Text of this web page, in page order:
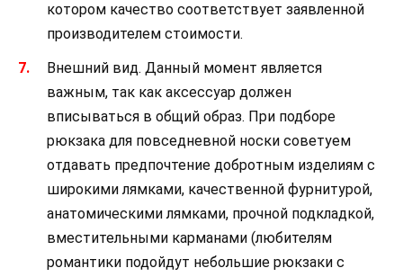
котором качество соответствует заявленной
производителем стоимости.
Внешний вид. Данный момент является
важным, так как аксессуар должен
вписываться в общий образ. При подборе
рюкзака для повседневной носки советуем
отдавать предпочтение добротным изделиям с
широкими лямками, качественной фурнитурой,
анатомическими лямками, прочной подкладкой,
вместительными карманами (любителям
романтики подойдут небольшие рюкзаки с